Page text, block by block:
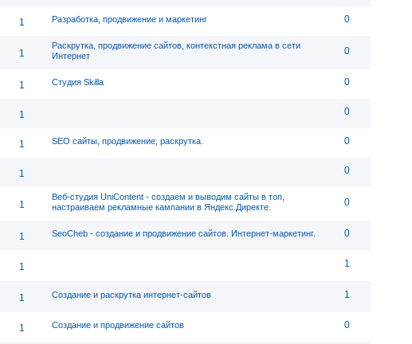
1 Разработка, продвижение и маркетинг 0
1
Раскрутка, продвижение сайтов, контекстная реклама в сети
Интернет
0
1 Студия Skilla 0
1 0
1 SEO сайты, продвижение, раскрутка. 0
1 0
1
Веб-студия UniContent - cоздаем и выводим сайты в топ,
настраиваем рекламные кампании в Яндекс.Директе.
0
1 SeoCheb - создание и продвижение сайтов. Интернет-маркетинг. 0
1 1
1 Создание и раскрутка интернет-сайтов 1
1 Создание и продвижение сайтов 0